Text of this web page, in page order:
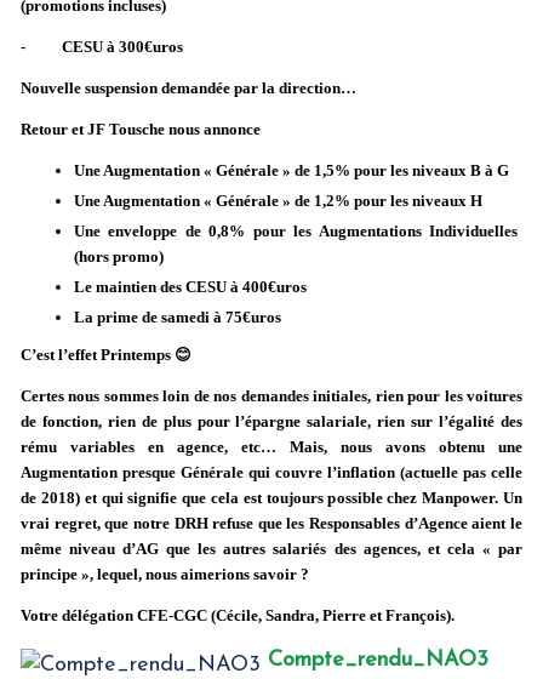
(promotions incluses)
- CESU à 300€uros
Nouvelle suspension demandée par la direction…
Retour et JF Tousche nous annonce
Une Augmentation « Générale » de 1,5% pour les niveaux B à G
Une Augmentation « Générale » de 1,2% pour les niveaux H
Une enveloppe de 0,8% pour les Augmentations Individuelles
(hors promo)
Le maintien des CESU à 400€uros
La prime de samedi à 75€uros
C’est l’effet Printemps 😊
Certes nous sommes loin de nos demandes initiales, rien pour les voitures
de fonction, rien de plus pour l’épargne salariale, rien sur l’égalité des
rému variables en agence, etc… Mais, nous avons obtenu une
Augmentation presque Générale qui couvre l’inflation (actuelle pas celle
de 2018) et qui signifie que cela est toujours possible chez Manpower. Un
vrai regret, que notre DRH refuse que les Responsables d’Agence aient le
même niveau d’AG que les autres salariés des agences, et cela « par
principe », lequel, nous aimerions savoir ?
Votre délégation CFE-CGC (Cécile, Sandra, Pierre et François).
Compte_rendu_NAO3